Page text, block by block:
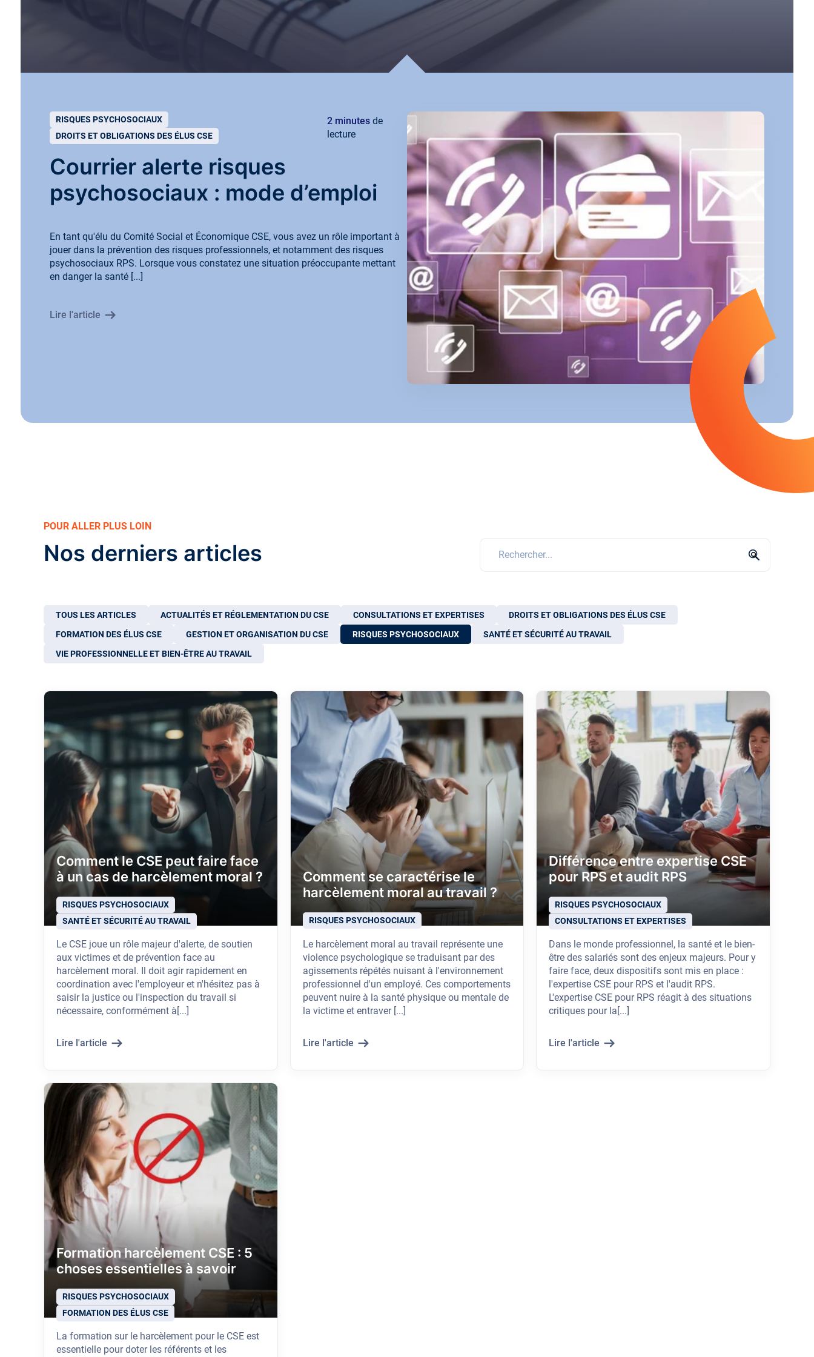
Voir toutes les expertises
Voir toutes les expertises
Découvrir
RISQUES PSYCHOSOCIAUX
DROITS ET OBLIGATIONS DES ÉLUS CSE
2 minutes de
lecture
Courrier alerte risques
psychosociaux : mode d’emploi
En tant qu'élu du Comité Social et Économique CSE, vous avez un rôle important à
jouer dans la prévention des risques professionnels, et notamment des risques
psychosociaux RPS. Lorsque vous constatez une situation préoccupante mettant
en danger la santé [...]
Lire l'article
POUR ALLER PLUS LOIN
Nos derniers articles
TOUS LES ARTICLES ACTUALITÉS ET RÉGLEMENTATION DU CSE CONSULTATIONS ET EXPERTISES
DROITS ET OBLIGATIONS DES ÉLUS CSE
FORMATION DES ÉLUS CSE
GESTION ET ORGANISATION DU CSE RISQUES PSYCHOSOCIAUX
SANTÉ ET SÉCURITÉ AU TRAVAIL
VIE PROFESSIONNELLE ET BIEN-ÊTRE AU TRAVAIL
Comment le CSE peut faire face
à un cas de harcèlement moral ?
RISQUES PSYCHOSOCIAUX
SANTÉ ET SÉCURITÉ AU TRAVAIL
Le CSE joue un rôle majeur d'alerte, de soutien
aux victimes et de prévention face au
harcèlement moral. Il doit agir rapidement en
coordination avec l'employeur et n'hésitez pas à
saisir la justice ou l'inspection du travail si
nécessaire, conformément à[...]
Lire l'article
Comment se caractérise le
harcèlement moral au travail ?
RISQUES PSYCHOSOCIAUX
Le harcèlement moral au travail représente une
violence psychologique se traduisant par des
agissements répétés nuisant à l'environnement
professionnel d'un employé. Ces comportements
peuvent nuire à la santé physique ou mentale de
la victime et entraver [...]
Lire l'article
Différence entre expertise CSE
pour RPS et audit RPS
RISQUES PSYCHOSOCIAUX
CONSULTATIONS ET EXPERTISES
Dans le monde professionnel, la santé et le bien-
être des salariés sont des enjeux majeurs. Pour y
faire face, deux dispositifs sont mis en place :
l'expertise CSE pour RPS et l'audit RPS.
L'expertise CSE pour RPS réagit à des situations
critiques pour la[...]
Lire l'article
Formation harcèlement CSE : 5
choses essentielles à savoir
RISQUES PSYCHOSOCIAUX
FORMATION DES ÉLUS CSE
La formation sur le harcèlement pour le CSE est
essentielle pour doter les référents et les